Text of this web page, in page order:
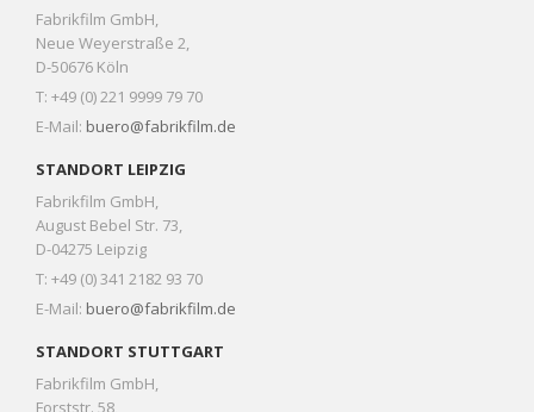
Fabrikfilm GmbH,
Neue Weyerstraße 2,
D-50676 Köln
T: +49 (0) 221 9999 79 70
E-Mail: buero@fabrikfilm.de
STANDORT LEIPZIG
Fabrikfilm GmbH,
August Bebel Str. 73,
D-04275 Leipzig
T: +49 (0) 341 2182 93 70
E-Mail: buero@fabrikfilm.de
STANDORT STUTTGART
Fabrikfilm GmbH,
Forststr. 58,